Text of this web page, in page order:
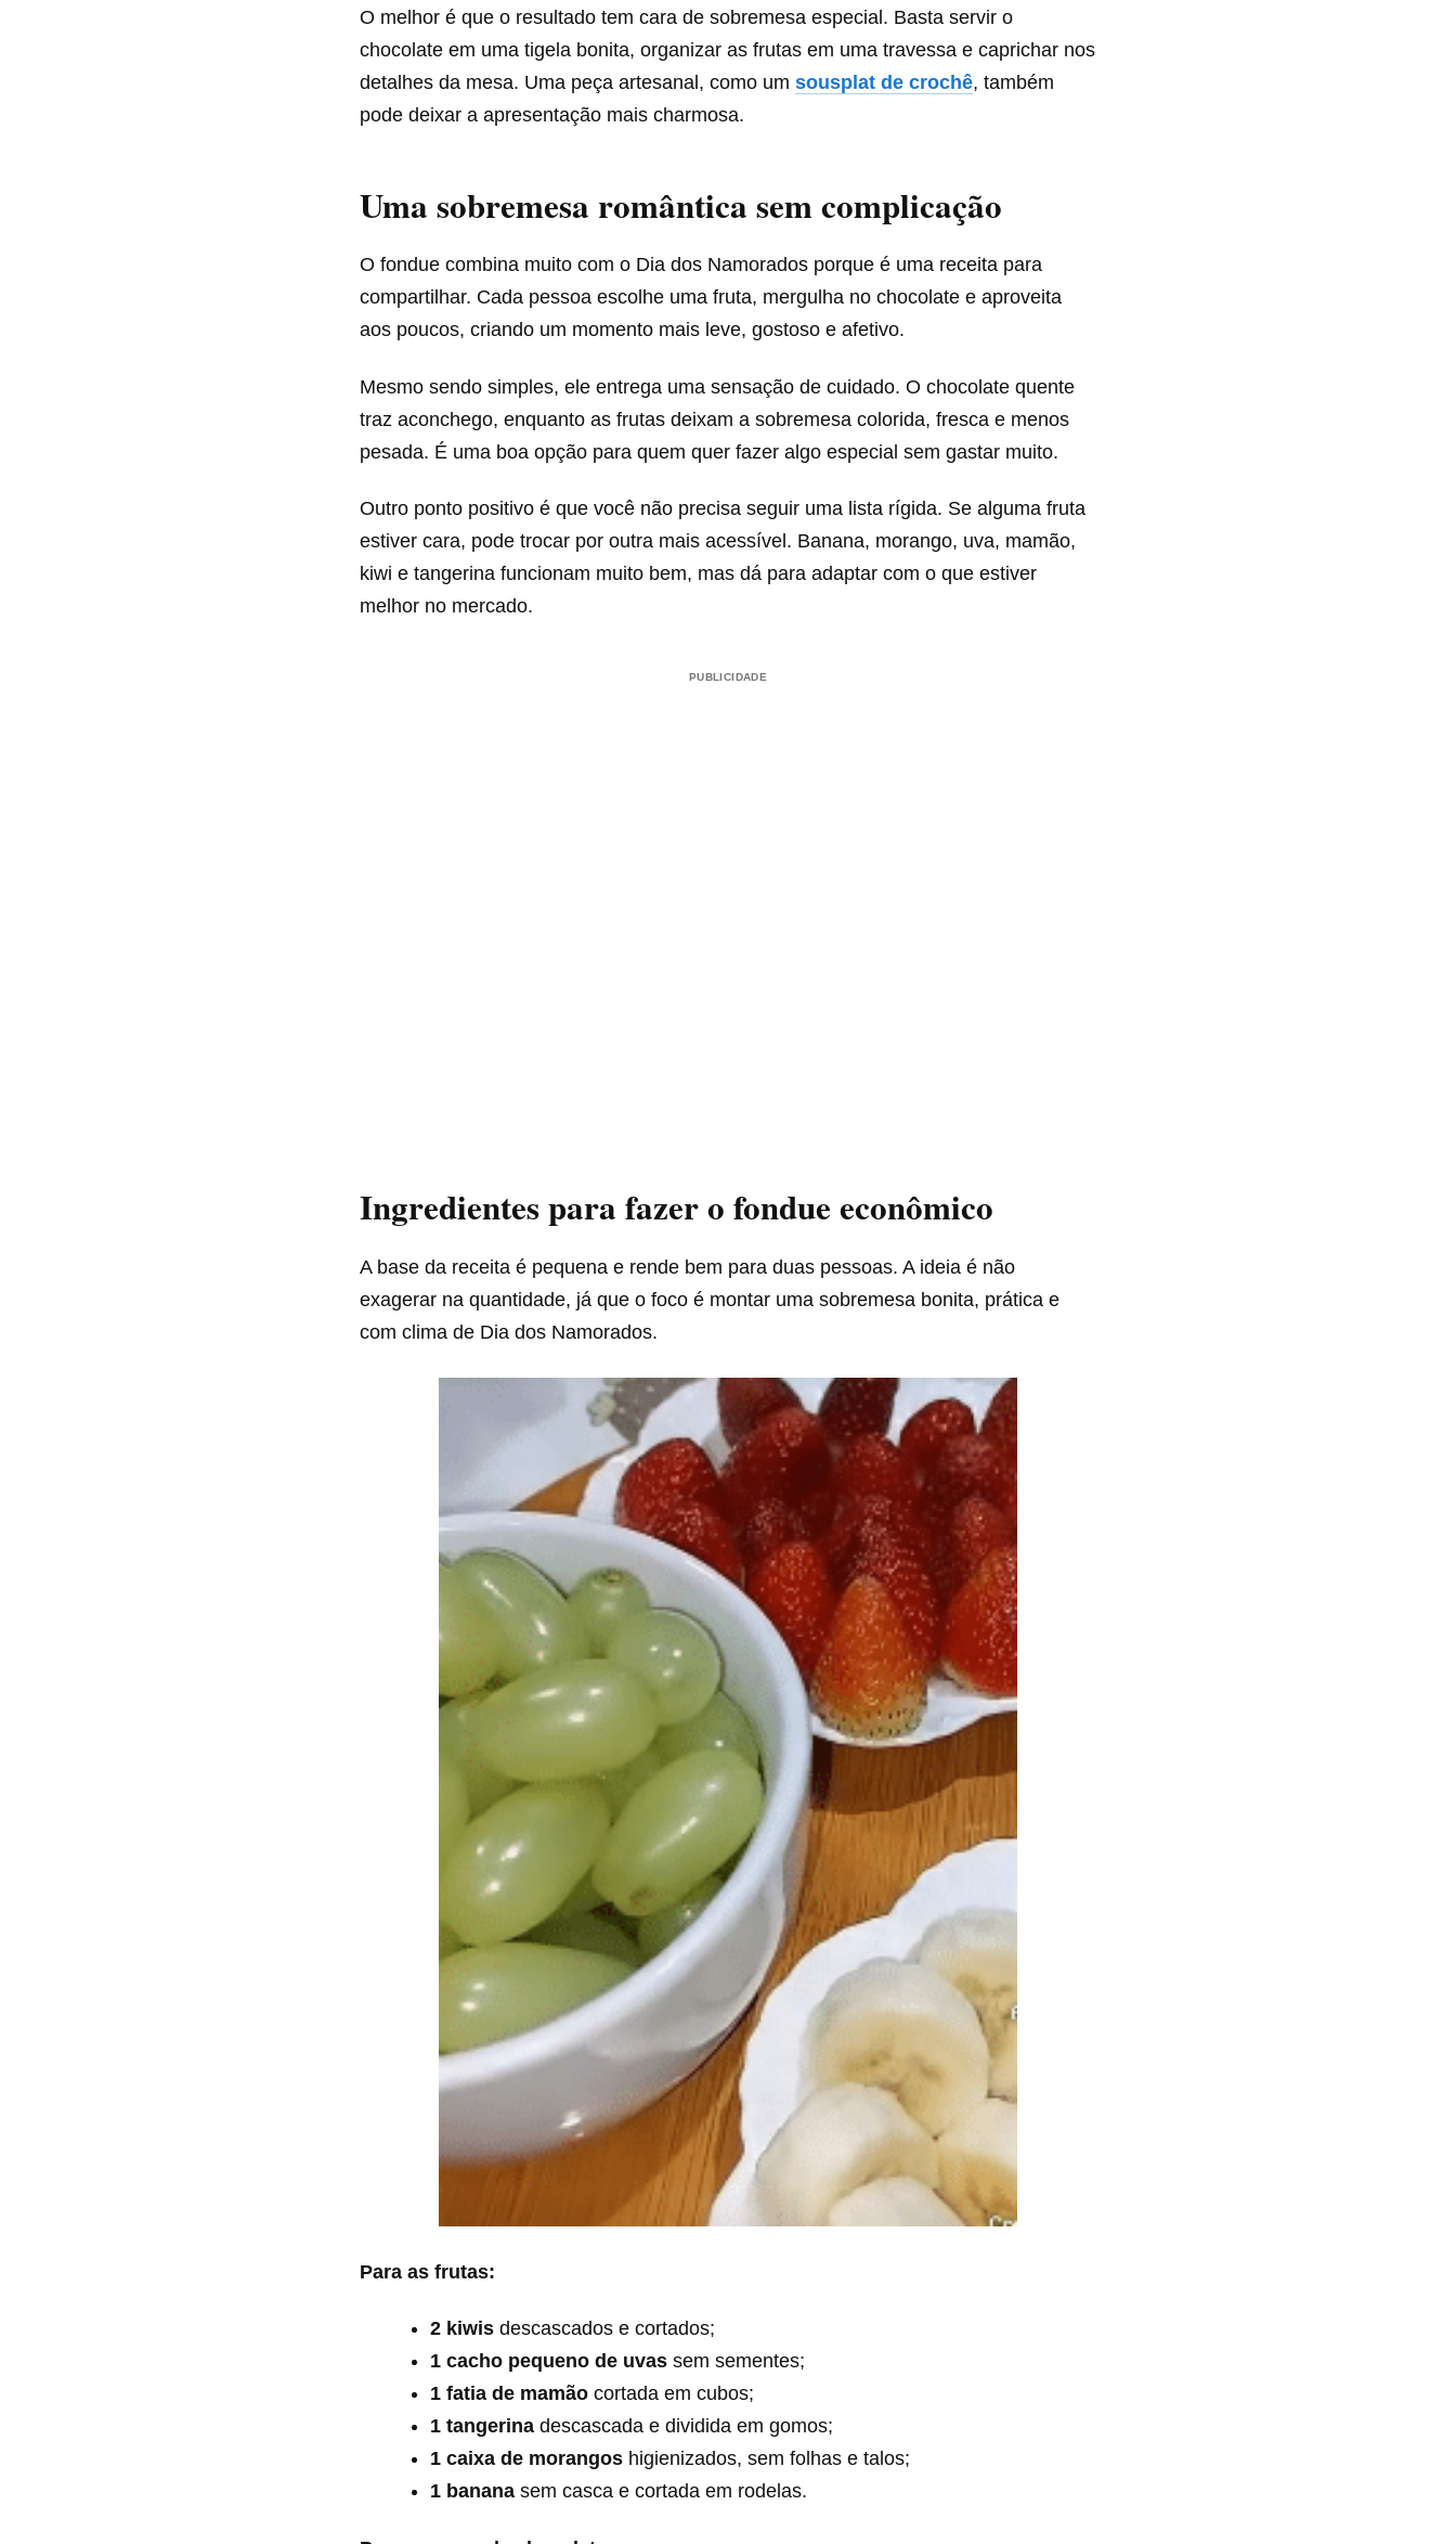
O melhor é que o resultado tem cara de sobremesa especial. Basta servir o
chocolate em uma tigela bonita, organizar as frutas em uma travessa e caprichar nos
detalhes da mesa. Uma peça artesanal, como um sousplat de crochê, também
pode deixar a apresentação mais charmosa.
Uma sobremesa romântica sem complicação
O fondue combina muito com o Dia dos Namorados porque é uma receita para
compartilhar. Cada pessoa escolhe uma fruta, mergulha no chocolate e aproveita
aos poucos, criando um momento mais leve, gostoso e afetivo.
Mesmo sendo simples, ele entrega uma sensação de cuidado. O chocolate quente
traz aconchego, enquanto as frutas deixam a sobremesa colorida, fresca e menos
pesada. É uma boa opção para quem quer fazer algo especial sem gastar muito.
Outro ponto positivo é que você não precisa seguir uma lista rígida. Se alguma fruta
estiver cara, pode trocar por outra mais acessível. Banana, morango, uva, mamão,
kiwi e tangerina funcionam muito bem, mas dá para adaptar com o que estiver
melhor no mercado.
PUBLICIDADE
Ingredientes para fazer o fondue econômico
A base da receita é pequena e rende bem para duas pessoas. A ideia é não
exagerar na quantidade, já que o foco é montar uma sobremesa bonita, prática e
com clima de Dia dos Namorados.
Para as frutas:
2 kiwis descascados e cortados;
1 cacho pequeno de uvas sem sementes;
1 fatia de mamão cortada em cubos;
1 tangerina descascada e dividida em gomos;
1 caixa de morangos higienizados, sem folhas e talos;
1 banana sem casca e cortada em rodelas.